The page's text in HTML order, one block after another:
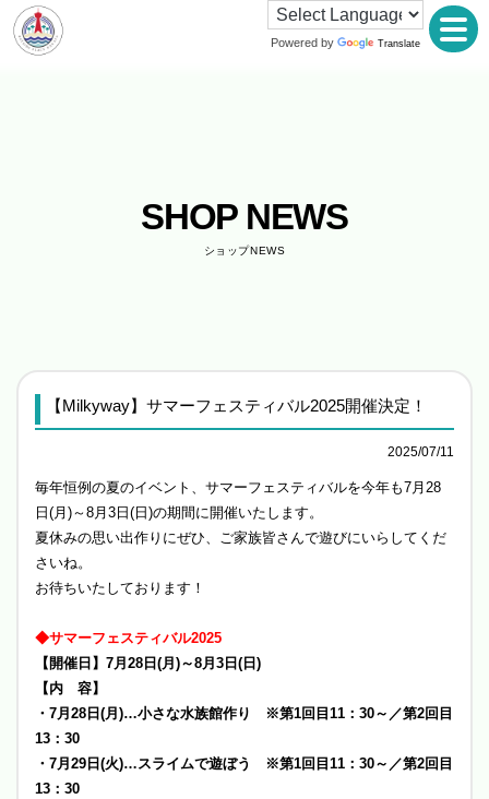
Powered by Translate
SHOP NEWS
ショップNEWS
【Milkyway】サマーフェスティバル2025開催決定！
2025/07/11
毎年恒例の夏のイベント、サマーフェスティバルを今年も7月28
日(月)～8月3日(日)の期間に開催いたします。
夏休みの思い出作りにぜひ、ご家族皆さんで遊びにいらしてくだ
さいね。
お待ちいたしております！
◆サマーフェスティバル2025
【開催日】7月28日(月)～8月3日(日)
【内 容】
・7月28日(月)…小さな水族館作り ※第1回目11：30～／第2回目
13：30
・7月29日(火)…スライムで遊ぼう ※第1回目11：30～／第2回目
13：30